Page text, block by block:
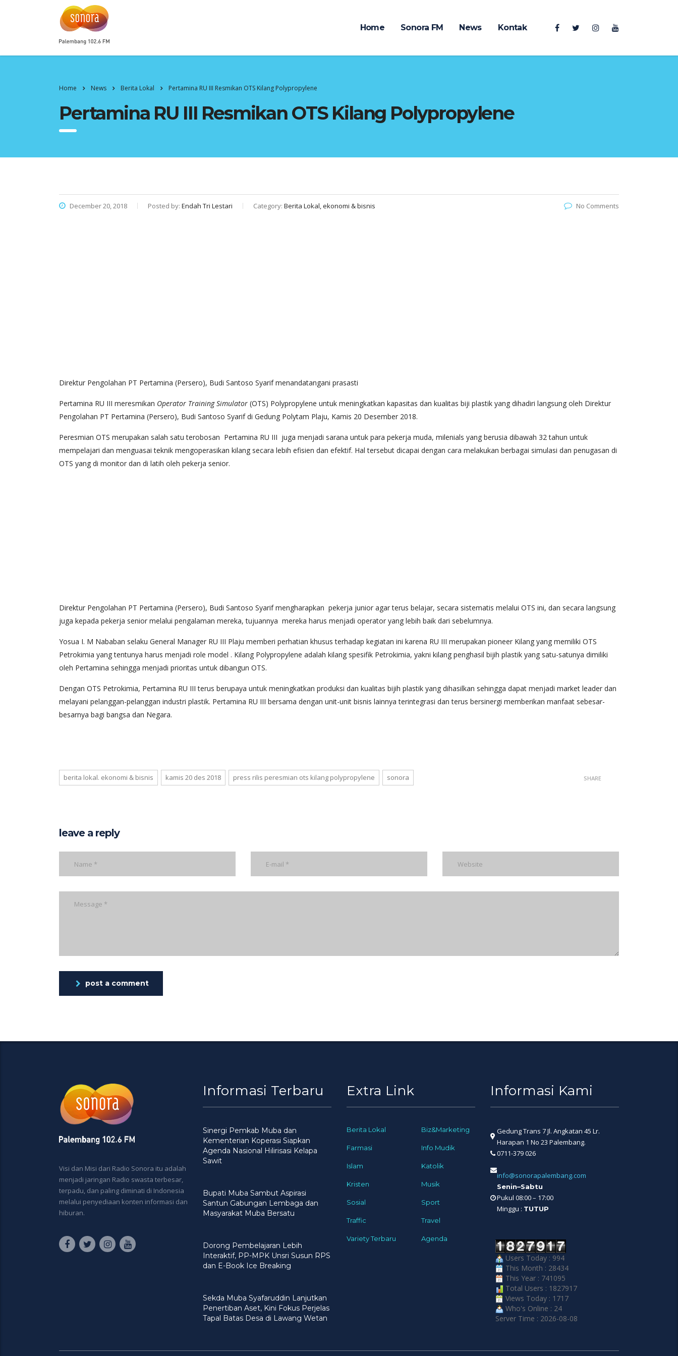
Home Sonora FM News Kontak
Home News Berita Lokal Pertamina RU III Resmikan OTS Kilang Polypropylene
Pertamina RU III Resmikan OTS Kilang Polypropylene
December 20, 2018 Posted by: Endah Tri Lestari Category: Berita Lokal, ekonomi & bisnis No Comments
Direktur Pengolahan PT Pertamina (Persero), Budi Santoso Syarif menandatangani prasasti
Pertamina RU III meresmikan Operator Training Simulator (OTS) Polypropylene untuk meningkatkan kapasitas dan kualitas biji plastik yang dihadiri langsung oleh Direktur
Pengolahan PT Pertamina (Persero), Budi Santoso Syarif di Gedung Polytam Plaju, Kamis 20 Desember 2018.
Peresmian OTS merupakan salah satu terobosan Pertamina RU III juga menjadi sarana untuk para pekerja muda, milenials yang berusia dibawah 32 tahun untuk
mempelajari dan menguasai teknik mengoperasikan kilang secara lebih efisien dan efektif. Hal tersebut dicapai dengan cara melakukan berbagai simulasi dan penugasan di
OTS yang di monitor dan di latih oleh pekerja senior.
Direktur Pengolahan PT Pertamina (Persero), Budi Santoso Syarif mengharapkan pekerja junior agar terus belajar, secara sistematis melalui OTS ini, dan secara langsung
juga kepada pekerja senior melalui pengalaman mereka, tujuannya mereka harus menjadi operator yang lebih baik dari sebelumnya.
Yosua I. M Nababan selaku General Manager RU III Plaju memberi perhatian khusus terhadap kegiatan ini karena RU III merupakan pioneer Kilang yang memiliki OTS
Petrokimia yang tentunya harus menjadi role model . Kilang Polypropylene adalah kilang spesifik Petrokimia, yakni kilang penghasil bijih plastik yang satu-satunya dimiliki
oleh Pertamina sehingga menjadi prioritas untuk dibangun OTS.
Dengan OTS Petrokimia, Pertamina RU III terus berupaya untuk meningkatkan produksi dan kualitas bijih plastik yang dihasilkan sehingga dapat menjadi market leader dan
melayani pelanggan-pelanggan industri plastik. Pertamina RU III bersama dengan unit-unit bisnis lainnya terintegrasi dan terus bersinergi memberikan manfaat sebesar-
besarnya bagi bangsa dan Negara.
berita lokal. ekonomi & bisnis kamis 20 des 2018 press rilis peresmian ots kilang polypropylene sonora SHARE
leave a reply
post a comment
Visi dan Misi dari Radio Sonora itu adalah
menjadi jaringan Radio swasta terbesar,
terpadu, dan paling diminati di Indonesia
melalui penyediaan konten informasi dan
hiburan.
Informasi Terbaru
Sinergi Pemkab Muba dan
Kementerian Koperasi Siapkan
Agenda Nasional Hilirisasi Kelapa
Sawit
Bupati Muba Sambut Aspirasi
Santun Gabungan Lembaga dan
Masyarakat Muba Bersatu
Dorong Pembelajaran Lebih
Interaktif, PP-MPK Unsri Susun RPS
dan E-Book Ice Breaking
Sekda Muba Syafaruddin Lanjutkan
Penertiban Aset, Kini Fokus Perjelas
Tapal Batas Desa di Lawang Wetan
Extra Link
Berita Lokal Biz&Marketing
Farmasi Info Mudik
Islam Katolik
Kristen Musik
Sosial Sport
Traffic Travel
Variety Terbaru Agenda
Informasi Kami
Gedung Trans 7 Jl. Angkatan 45 Lr.
Harapan 1 No 23 Palembang.
0711-379 026
info@sonorapalembang.com
Senin–Sabtu
Pukul 08:00 – 17:00
Minggu : TUTUP
Users Today : 994
This Month : 28434
This Year : 741095
Total Users : 1827917
Views Today : 1717
Who's Online : 24
Server Time : 2026-08-08